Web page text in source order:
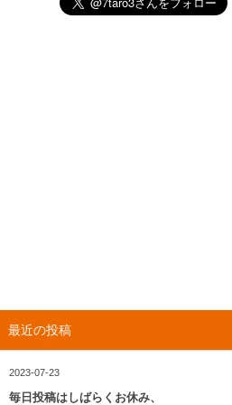
最近の投稿
2023-07-23
毎日投稿はしばらくお休み、